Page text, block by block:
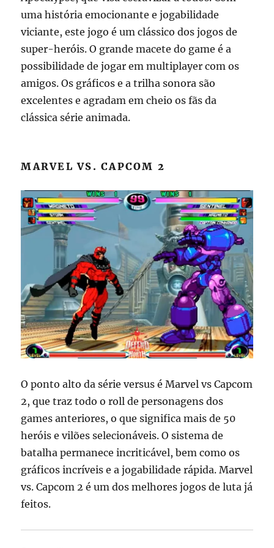
uma história emocionante e jogabilidade
viciante, este jogo é um clássico dos jogos de
super-heróis. O grande macete do game é a
possibilidade de jogar em multiplayer com os
amigos. Os gráficos e a trilha sonora são
excelentes e agradam em cheio os fãs da
clássica série animada.
MARVEL VS. CAPCOM 2
O ponto alto da série versus é Marvel vs Capcom
2, que traz todo o roll de personagens dos
games anteriores, o que significa mais de 50
heróis e vilões selecionáveis. O sistema de
batalha permanece incriticável, bem como os
gráficos incríveis e a jogabilidade rápida. Marvel
vs. Capcom 2 é um dos melhores jogos de luta já
feitos.